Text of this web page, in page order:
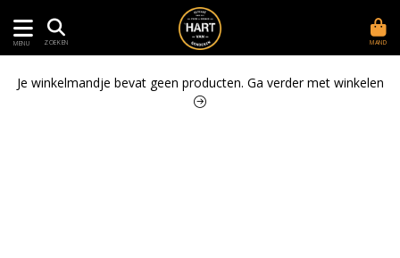
MENU ZOEKEN MAND
Je winkelmandje bevat geen producten. Ga verder met winkelen